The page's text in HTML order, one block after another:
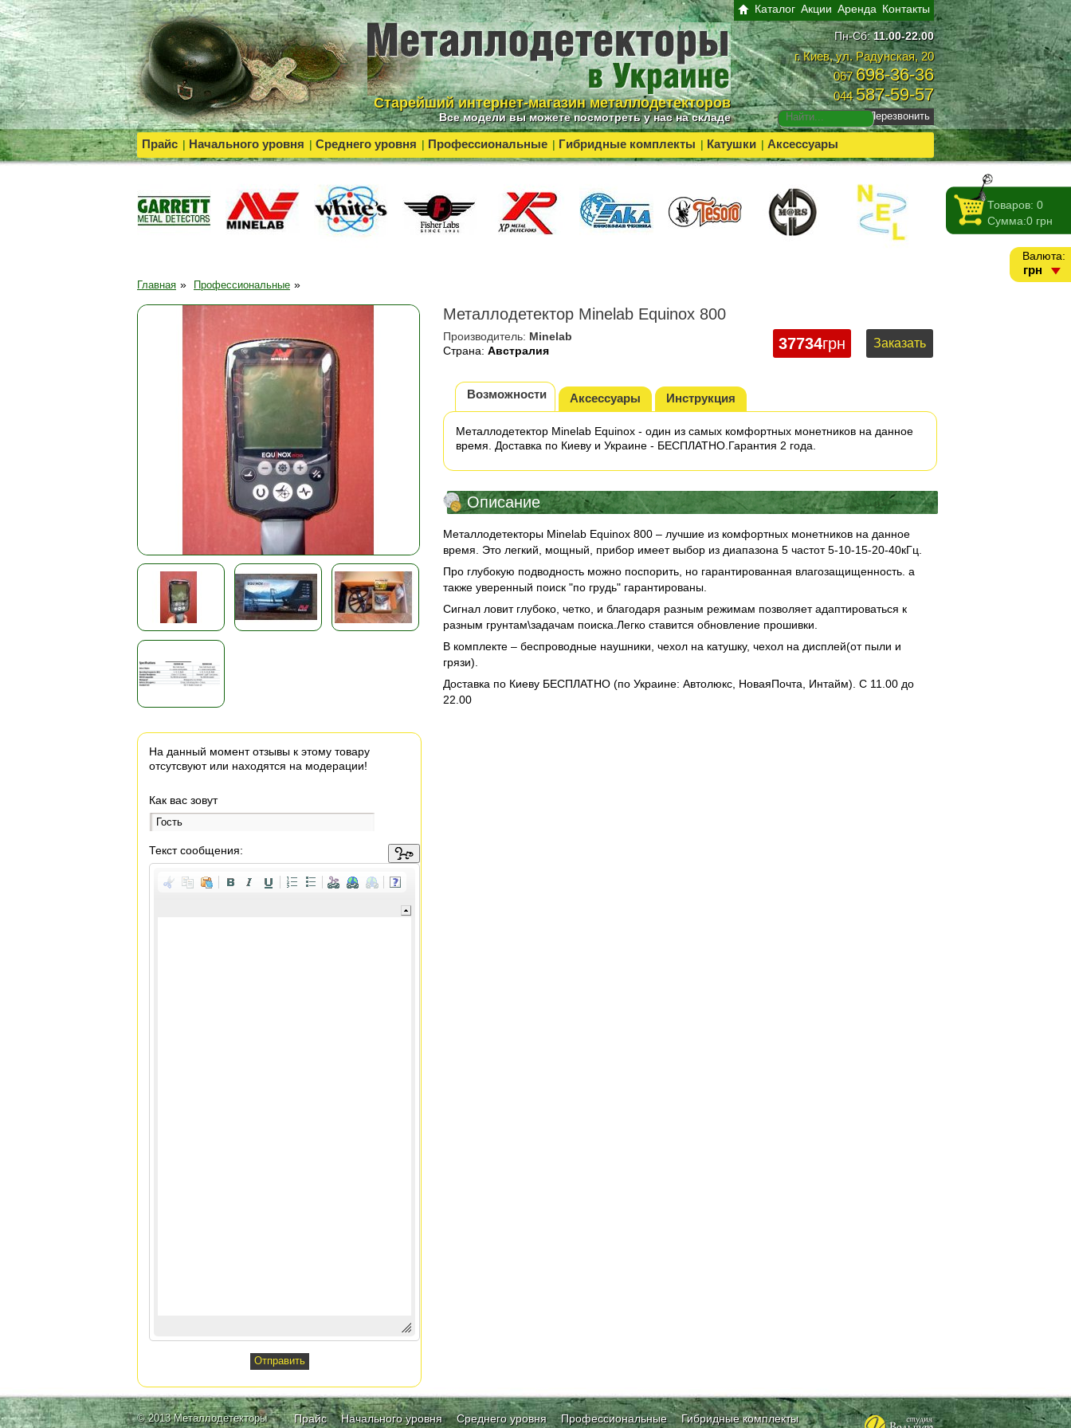
Cтарейший интернет-магазин металлодетекторов
Все модели вы можете посмотреть у нас на складе
Каталог Акции Аренда Контакты
Пн-Сб:11.00-22.00
г. Киев, ул. Радунская, 20
067698-36-36
044587-59-57
Перезвонить
Прайс | Начального уровня | Среднего уровня | Профессиональные | Гибридные комплекты | Катушки | Аксессуары
Главная » Профессиональные »
На данный момент отзывы к этому товару
отсутсвуют или находятся на модерации!
Как вас зовут
Текст сообщения:
Металлодетектор Minelab Equinox 800
Производитель: Minelab
Страна: Австралия 37734грн Заказать
Возможности Аксессуары Инструкция
Металлодетектор Minelab Equinox - один из самых комфортных монетников на данное
время. Доставка по Киеву и Украине - БЕСПЛАТНО.Гарантия 2 года.
Описание
Металлодетекторы Minelab Equinox 800 – лучшие из комфортных монетников на данное
время. Это легкий, мощный, прибор имеет выбор из диапазона 5 частот 5-10-15-20-40кГц.
Про глубокую подводность можно поспорить, но гарантированная влагозащищенность. а
также уверенный поиск "по грудь" гарантированы.
Сигнал ловит глубоко, четко, и благодаря разным режимам позволяет адаптироваться к
разным грунтам\задачам поиска.Легко ставится обновление прошивки.
В комплекте – беспроводные наушники, чехол на катушку, чехол на дисплей(от пыли и
грязи).
Доставка по Киеву БЕСПЛАТНО (по Украине: Автолюкс, НоваяПочта, Интайм). С 11.00 до
22.00
© 2013 Металлодетекторы Прайс Начального уровня Среднего уровня Профессиональные Гибридные комплекты
Товаров: 0
Сумма:0 грн
Валюта:
грн